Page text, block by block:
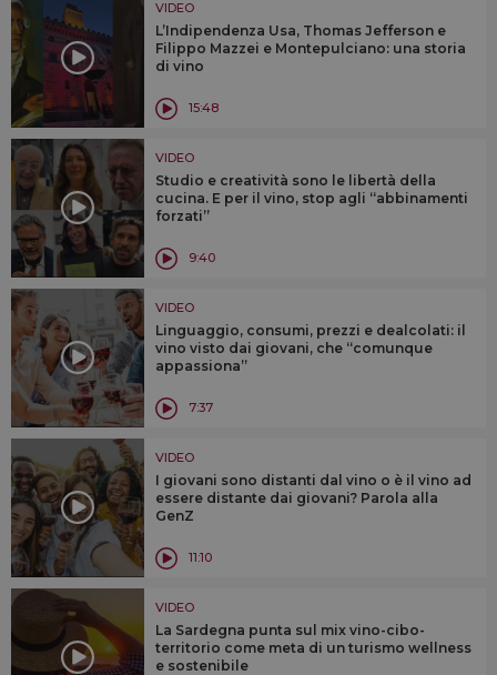
VIDEO
L’Indipendenza Usa, Thomas Jefferson e
Filippo Mazzei e Montepulciano: una storia
di vino
15:48
VIDEO
Studio e creatività sono le libertà della
cucina. E per il vino, stop agli “abbinamenti
forzati”
9:40
VIDEO
Linguaggio, consumi, prezzi e dealcolati: il
vino visto dai giovani, che “comunque
appassiona”
7:37
VIDEO
I giovani sono distanti dal vino o è il vino ad
essere distante dai giovani? Parola alla
GenZ
11:10
VIDEO
La Sardegna punta sul mix vino-cibo-
territorio come meta di un turismo wellness
e sostenibile